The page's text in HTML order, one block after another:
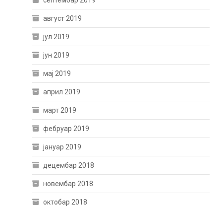
август 2019
јул 2019
јун 2019
мај 2019
април 2019
март 2019
фебруар 2019
јануар 2019
децембар 2018
новембар 2018
октобар 2018